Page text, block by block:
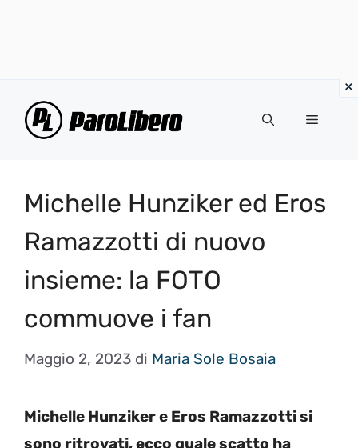
Menu
Michelle Hunziker ed Eros
Ramazzotti di nuovo
insieme: la FOTO
commuove i fan
Maggio 2, 2023 di Maria Sole Bosaia
Michelle Hunziker e Eros Ramazzotti si
sono ritrovati, ecco quale scatto ha